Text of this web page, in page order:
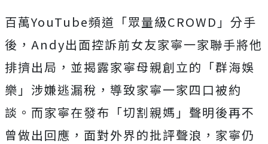
百萬YouTube頻道「眾量級CROWD」分手
後，Andy出面控訴前女友家寧一家聯手將他
排擠出局，並揭露家寧母親創立的「群海娛
樂」涉嫌逃漏稅，導致家寧一家四口被約
談。而家寧在發布「切割親媽」聲明後再不
曾做出回應，面對外界的批評聲浪，家寧仍